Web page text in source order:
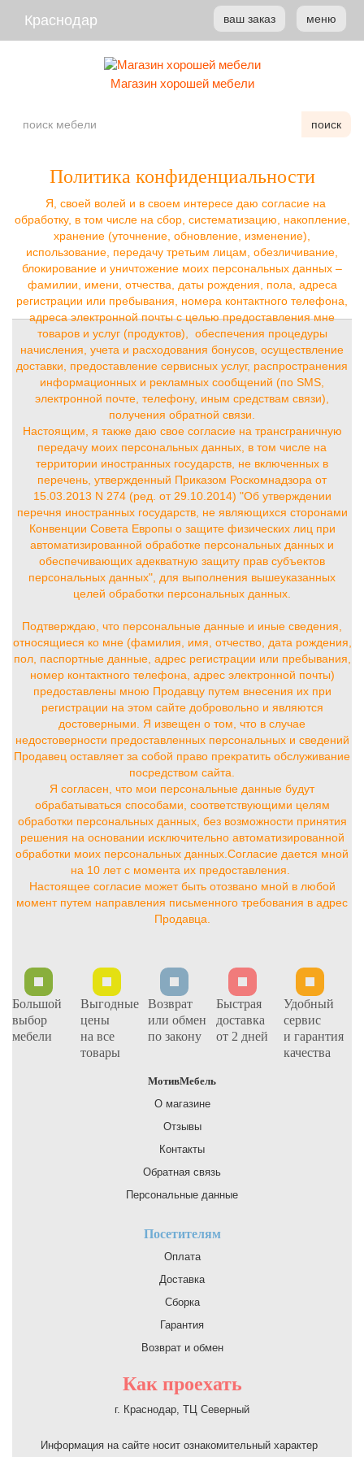
ваш заказ меню
Краснодар
Магазин хорошей мебели
поиск
Политика конфиденциальности
Я, cвоей волей и в своем интересе даю согласие на
обработку, в том числе на сбор, систематизацию, накопление,
хранение (уточнение, обновление, изменение),
использование, передачу третьим лицам, обезличивание,
блокирование и уничтожение моих персональных данных –
фамилии, имени, отчества, даты рождения, пола, адреса
регистрации или пребывания, номера контактного телефона,
адреса электронной почты с целью предоставления мне
товаров и услуг (продуктов), обеспечения процедуры
начисления, учета и расходования бонусов, осуществление
доставки, предоставление сервисных услуг, распространения
информационных и рекламных сообщений (по SMS,
электронной почте, телефону, иным средствам связи),
получения обратной связи.
Настоящим, я также даю свое согласие на трансграничную
передачу моих персональных данных, в том числе на
территории иностранных государств, не включенных в
перечень, утвержденный Приказом Роскомнадзора от
15.03.2013 N 274 (ред. от 29.10.2014) "Об утверждении
перечня иностранных государств, не являющихся сторонами
Конвенции Совета Европы о защите физических лиц при
автоматизированной обработке персональных данных и
обеспечивающих адекватную защиту прав субъектов
персональных данных", для выполнения вышеуказанных
целей обработки персональных данных.
Подтверждаю, что персональные данные и иные сведения,
относящиеся ко мне (фамилия, имя, отчество, дата рождения,
пол, паспортные данные, адрес регистрации или пребывания,
номер контактного телефона, адрес электронной почты)
предоставлены мною Продавцу путем внесения их при
регистрации на этом сайте добровольно и являются
достоверными. Я извещен о том, что в случае
недостоверности предоставленных персональных и сведений
Продавец оставляет за собой право прекратить обслуживание
посредством сайта.
Я согласен, что мои персональные данные будут
обрабатываться способами, соответствующими целям
обработки персональных данных, без возможности принятия
решения на основании исключительно автоматизированной
обработки моих персональных данных.Согласие дается мной
на 10 лет с момента их предоставления.
Настоящее согласие может быть отозвано мной в любой
момент путем направления письменного требования в адрес
Продавца.
Большой
выбор
мебели
Выгодные
цены
на все
товары
Возврат
или обмен
по закону
Быстрая
доставка
от 2 дней
Удобный
сервис
и гарантия
качества
МотивМебель
О магазине
Отзывы
Контакты
Обратная связь
Персональные данные
Посетителям
Оплата
Доставка
Сборка
Гарантия
Возврат и обмен
Как проехать
г. Краснодар, ТЦ Северный
Информация на сайте носит ознакомительный характер